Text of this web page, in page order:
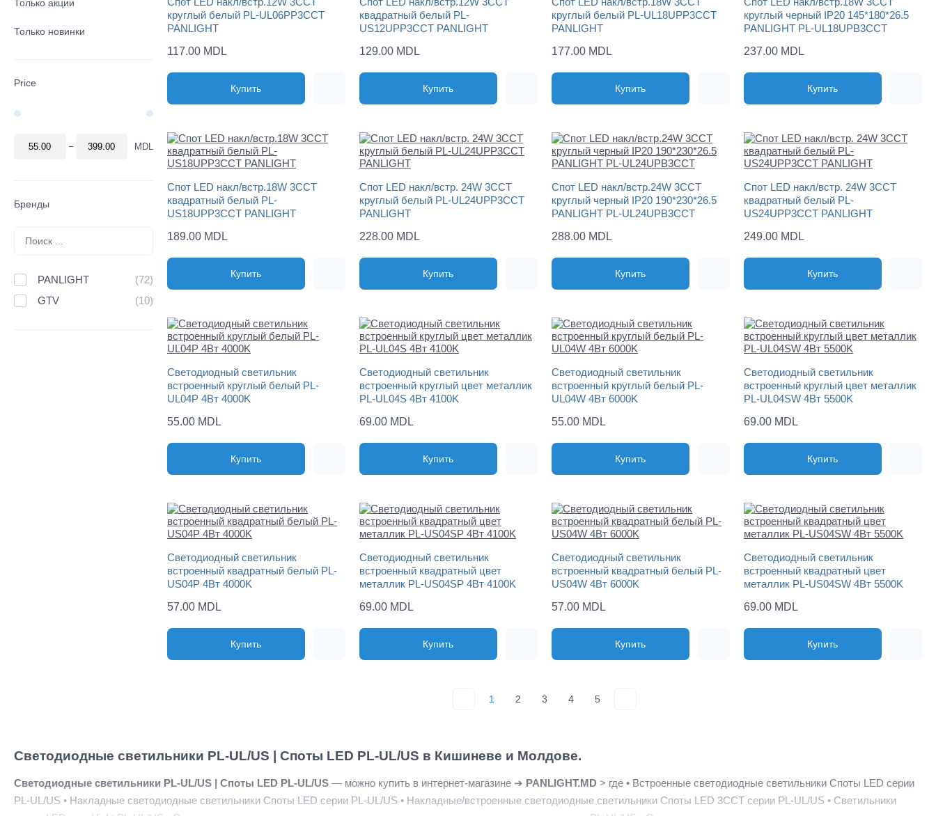
Только акции
Только новинки
Price
MDL
Бренды
PANLIGHT
(72)
GTV
(10)
круглый белый PL-UL06PP3CCT
PANLIGHT
117.00 MDL
Купить
квадратный белый PL-
US12UPP3CCT PANLIGHT
129.00 MDL
Купить
круглый белый PL-UL18UPP3CCT
PANLIGHT
177.00 MDL
Купить
круглый черный IP20 145*180*26.5
PANLIGHT PL-UL18UPB3CCT
237.00 MDL
Купить
Спот LED накл/встр.18W 3CCT
квадратный белый PL-
US18UPP3CCT PANLIGHT
189.00 MDL
Купить
Спот LED накл/встр. 24W 3CCT
круглый белый PL-UL24UPP3CCT
PANLIGHT
228.00 MDL
Купить
Спот LED накл/встр.24W 3CCT
круглый черный IP20 190*230*26.5
PANLIGHT PL-UL24UPB3CCT
288.00 MDL
Купить
Спот LED накл/встр. 24W 3CCT
квадратный белый PL-
US24UPP3CCT PANLIGHT
249.00 MDL
Купить
Светодиодный светильник
встроенный круглый белый PL-
UL04P 4Вт 4000K
55.00 MDL
Купить
Светодиодный светильник
встроенный круглый цвет металлик
PL-UL04S 4Вт 4100K
69.00 MDL
Купить
Светодиодный светильник
встроенный круглый белый PL-
UL04W 4Вт 6000K
55.00 MDL
Купить
Светодиодный светильник
встроенный круглый цвет металлик
PL-UL04SW 4Вт 5500K
69.00 MDL
Купить
Светодиодный светильник
встроенный квадратный белый PL-
US04P 4Вт 4000K
57.00 MDL
Купить
Светодиодный светильник
встроенный квадратный цвет
металлик PL-US04SP 4Вт 4100K
69.00 MDL
Купить
Светодиодный светильник
встроенный квадратный белый PL-
US04W 4Вт 6000K
57.00 MDL
Купить
Светодиодный светильник
встроенный квадратный цвет
металлик PL-US04SW 4Вт 5500K
69.00 MDL
Купить
1 2 3 4 5
Светодиодные светильники PL-UL/US | Споты LED PL-UL/US в Кишиневе и Молдове.
Светодиодные светильники PL-UL/US | Споты LED PL-UL/US — можно купить в интернет-магазине ➔ PANLIGHT.MD > где • Встроенные светодиодные светильники Споты LED серии
PL-UL/US • Накладные светодиодные светильники Споты LED серии PL-UL/US • Накладные/встроенные светодиодные светильники Споты LED 3CCT серии PL-UL/US • Светильники